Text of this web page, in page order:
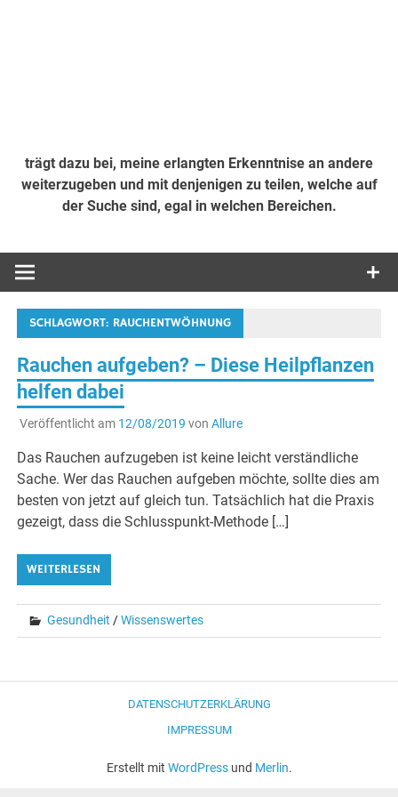
trägt dazu bei, meine erlangten Erkenntnise an andere
weiterzugeben und mit denjenigen zu teilen, welche auf
der Suche sind, egal in welchen Bereichen.
SCHLAGWORT: RAUCHENTWÖHNUNG
Rauchen aufgeben? – Diese Heilpflanzen
helfen dabei
Veröffentlicht am 12/08/2019 von Allure
Das Rauchen aufzugeben ist keine leicht verständliche
Sache. Wer das Rauchen aufgeben möchte, sollte dies am
besten von jetzt auf gleich tun. Tatsächlich hat die Praxis
gezeigt, dass die Schlusspunkt-Methode […]
WEITERLESEN
Gesundheit /Wissenswertes
DATENSCHUTZERKLÄRUNG
IMPRESSUM
Erstellt mit WordPressund Merlin.